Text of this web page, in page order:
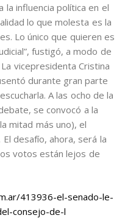
influencia política en el
lo que molesta es la
Lo único que quieren es
fustigó, a modo de
vicepresidenta Cristina
durante gran parte
A las ocho de la
se convocó a la
mitad más uno), el
desafío, ahora, será la
votos están lejos de
413936-el-senado-le-
consejo-de-l